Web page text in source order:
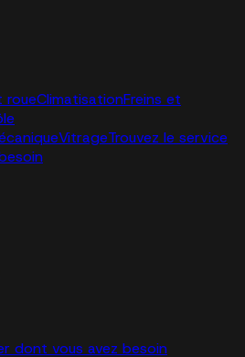
roueClimatisationFreins et
VitrageTrouvez le service
dont vous avez besoin